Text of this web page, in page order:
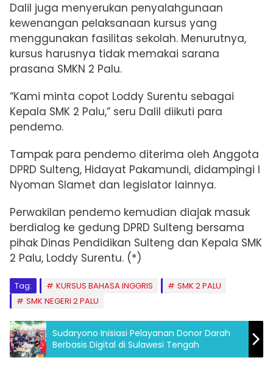
Dalil juga menyerukan penyalahgunaan
kewenangan pelaksanaan kursus yang
menggunakan fasilitas sekolah. Menurutnya,
kursus harusnya tidak memakai sarana
prasana SMKN 2 Palu.
“Kami minta copot Loddy Surentu sebagai
Kepala SMK 2 Palu,” seru Dalil diikuti para
pendemo.
Tampak para pendemo diterima oleh Anggota
DPRD Sulteng, Hidayat Pakamundi, didampingi I
Nyoman Slamet dan legislator lainnya.
Perwakilan pendemo kemudian diajak masuk
berdialog ke gedung DPRD Sulteng bersama
pihak Dinas Pendidikan Sulteng dan Kepala SMK
2 Palu, Loddy Surentu. (*)
Tag: KURSUS BAHASA INGGRIS
SMK 2 PALU
SMK NEGERI 2 PALU
Sudaryono Inisiasi Pelayanan Donor Darah
Berbasis Digital di Sulawesi Tengah